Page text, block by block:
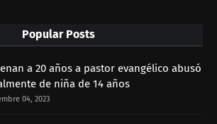
Popular Posts
a 20 años a pastor evangélico abusó
de niña de 14 años
04, 2023